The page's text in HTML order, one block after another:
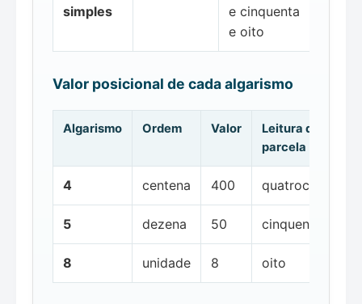
simples
e cinquenta
e oito
Valor posicional de cada algarismo
Algarismo Ordem Valor
Leitura da
parcela
4 centena 400 quatrocentos
5 dezena 50 cinquenta
8 unidade 8 oito